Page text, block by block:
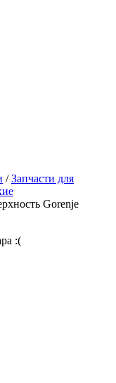
/Запчасти для
Gorenje
:(